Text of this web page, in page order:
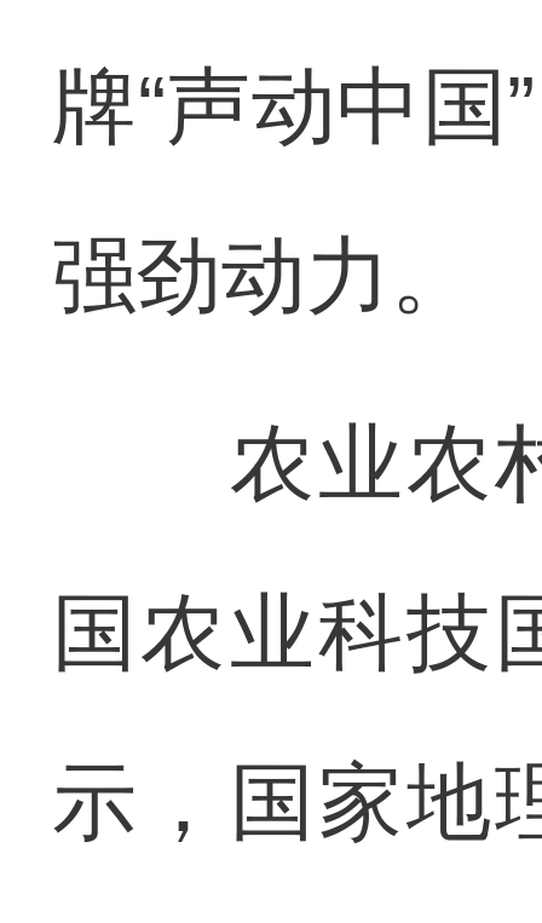
牌“声动中
强劲动力。
农业农村
国农业科技
示，国家地